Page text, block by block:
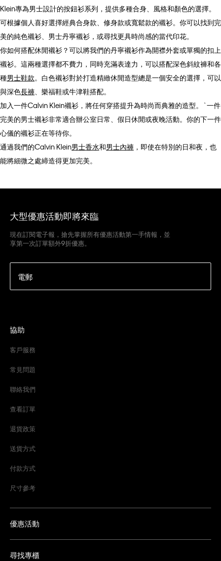
Klein專為男士設計的按鈕衫系列，提供多種合身、風格和顏色的選擇。
可根據個人喜好選擇經典合身款、修身款或寬鬆款的襯衫。你可以找到完
美的純色襯衫、男士丹寧襯衫，或尋找更具時尚感的當代印花。
你如何搭配休閒襯衫？可以將我們的丹寧襯衫作為開襟外套或單獨的扣上
襯衫。這兩種選擇都不費力，同時充滿表達力，可以搭配深色斜紋褲和各
種男士鞋款。白色襯衫對於打造精緻休閒造型總是一個安全的選擇，可以
與深色長褲 、樂福鞋或牛津鞋搭配。
加入一件Calvin Klein襯衫，將任何穿搭提升為時尚而典雅的造型。`一件
完美的男士襯衫非常適合辦公室日常、假日休閒或夜晚活動。你的下一件
心儀的襯衫正在等待你。
通過我們的Calvin Klein男士香水和男士內褲 ，即使在特別的日和夜，也
能將細微之處締造得更加完美。
大型優惠活動即將來臨
現在訂閱電子報，搶先掌握所有優惠活動第一手情報，並
享第一次訂單額外9折優惠。
電郵
協助
客戶服務
常見問題
聯絡我們
查看訂單
退貨政策
送貨方式
付款方式
尺寸參考
優惠活動
尋找專櫃